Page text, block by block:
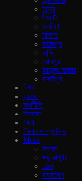
চুচুড়া
নৈহাটি
হলদিয়া
মালদহ
বহরমপুর
কান্দি
বোলপুর
ডায়মন্ড হারবার
বারুইপুর
বিশ্ব
ব‍্যবসা
অর্থনীতি
বিনোদন
খেলা
বিজ্ঞান ও প্রযুক্তি
More
স্বাস্থ্য
জ্ম্মু কাশ্মীর
ঢাকা
বাংলাদেশ